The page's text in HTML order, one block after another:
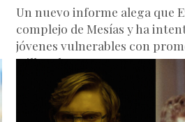
Un nuevo informe alega que
complejo de Mesías y ha
jóvenes vulnerables con
Miller, de...